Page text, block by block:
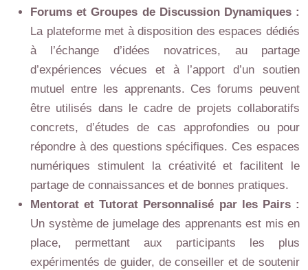
Forums et Groupes de Discussion Dynamiques :
La plateforme met à disposition des espaces dédiés
à l’échange d’idées novatrices, au partage
d’expériences vécues et à l’apport d’un soutien
mutuel entre les apprenants. Ces forums peuvent
être utilisés dans le cadre de projets collaboratifs
concrets, d’études de cas approfondies ou pour
répondre à des questions spécifiques. Ces espaces
numériques stimulent la créativité et facilitent le
partage de connaissances et de bonnes pratiques.
Mentorat et Tutorat Personnalisé par les Pairs :
Un système de jumelage des apprenants est mis en
place, permettant aux participants les plus
expérimentés de guider, de conseiller et de soutenir